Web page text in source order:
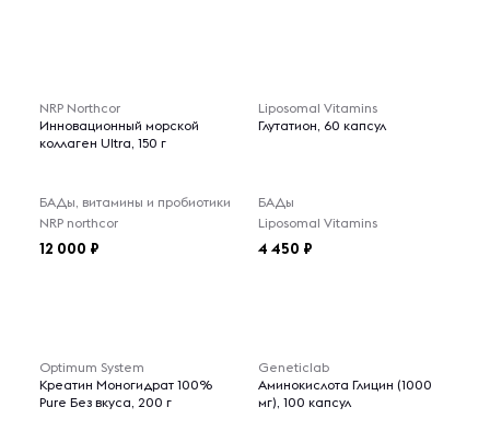
NRP Northcor
Инновационный морской
коллаген Ultra, 150 г
БАДы, витамины и пробиотики
NRP northcor
12 000
Liposomal Vitamins
Глутатион, 60 капсул
БАДы
Liposomal Vitamins
4 450
Optimum System
Креатин Моногидрат 100%
Pure Без вкуса, 200 г
Geneticlab
Аминокислота Глицин (1000
мг), 100 капсул